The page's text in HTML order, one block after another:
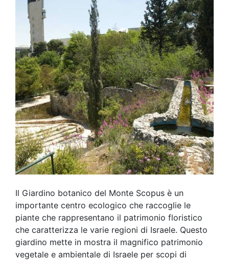
Il Giardino botanico del Monte Scopus è un
importante centro ecologico che raccoglie le
piante che rappresentano il patrimonio floristico
che caratterizza le varie regioni di Israele. Questo
giardino mette in mostra il magnifico patrimonio
vegetale e ambientale di Israele per scopi di